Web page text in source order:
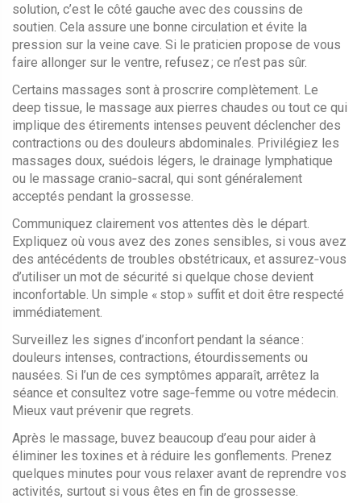
solution, c’est le côté gauche avec des coussins de
soutien. Cela assure une bonne circulation et évite la
pression sur la veine cave. Si le praticien propose de vous
faire allonger sur le ventre, refusez ; ce n’est pas sûr.
Certains massages sont à proscrire complètement. Le
deep tissue, le massage aux pierres chaudes ou tout ce qui
implique des étirements intenses peuvent déclencher des
contractions ou des douleurs abdominales. Privilégiez les
massages doux, suédois légers, le drainage lymphatique
ou le massage cranio‑sacral, qui sont généralement
acceptés pendant la grossesse.
Communiquez clairement vos attentes dès le départ.
Expliquez où vous avez des zones sensibles, si vous avez
des antécédents de troubles obstétricaux, et assurez‑vous
d’utiliser un mot de sécurité si quelque chose devient
inconfortable. Un simple « stop » suffit et doit être respecté
immédiatement.
Surveillez les signes d’inconfort pendant la séance :
douleurs intenses, contractions, étourdissements ou
nausées. Si l’un de ces symptômes apparaît, arrêtez la
séance et consultez votre sage‑femme ou votre médecin.
Mieux vaut prévenir que regrets.
Après le massage, buvez beaucoup d’eau pour aider à
éliminer les toxines et à réduire les gonflements. Prenez
quelques minutes pour vous relaxer avant de reprendre vos
activités, surtout si vous êtes en fin de grossesse.